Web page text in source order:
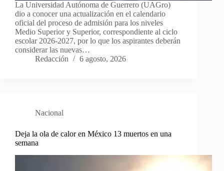
La Universidad Autónoma de Guerrero (UAGro)
dio a conocer una actualización en el calendario
oficial del proceso de admisión para los niveles
Medio Superior y Superior, correspondiente al ciclo
escolar 2026-2027, por lo que los aspirantes deberán
considerar las nuevas…
Redacción
6 agosto, 2026
Nacional
Deja la ola de calor en México 13 muertos en una
semana